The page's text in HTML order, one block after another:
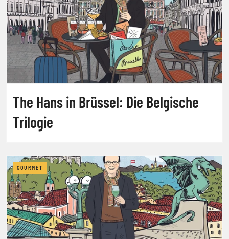
The Hans in Brüssel: Die Belgische
Trilogie
GOURMET